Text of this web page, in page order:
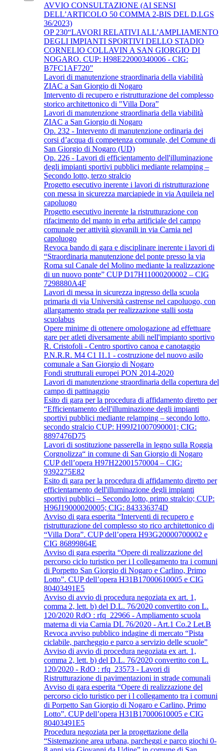
AVVIO CONSULTAZIONE (AI SENSI
DELL’ARTICOLO 50 COMMA 2-BIS DEL D.LGS
36/2023)
OP 230“LAVORI RELATIVI ALL’AMPLIAMENTO
DEGLI IMPIANTI SPORTIVI DELLO STADIO
CORNELIO COLLAVIN A SAN GIORGIO DI
NOGARO. CUP: H98E22000340006 - CIG:
B7FC1AF720”
Lavori di manutenzione straordinaria della viabilità
ZIAC a San Giorgio di Nogaro
Intervento di recupero e ristrutturazione del complesso
storico architettonico di "Villa Dora”
Lavori di manutenzione straordinaria della viabilità
ZIAC a San Giorgio di Nogaro
Op. 232 - Intervento di manutenzione ordinaria dei
corsi d’acqua di competenza comunale, del Comune di
San Giorgio di Nogaro (UD)
Op. 226 - Lavori di efficientamento dell'illuminazione
degli impianti sportivi pubblici mediante relamping –
Secondo lotto, terzo stralcio
Progetto esecutivo inerente i lavori di ristrutturazione
con messa in sicurezza marciapiede in via Aquileia nel
capoluogo
Progetto esecutivo inerente la ristrutturazione con
rifacimento del manto in erba artificiale del campo
comunale per attività giovanili in via Carnia nel
capoluogo
Revoca bando di gara e disciplinare inerente i lavori di
“Straordinaria manutenzione del ponte presso la via
Roma sul Canale del Molino mediante la realizzazione
di un nuovo ponte” CUP D17H11000200002 – CIG
7298880A4F
Lavori di messa in sicurezza ingresso della scuola
primaria di via Università castrense nel capoluogo, con
allargamento strada per realizzazione stalli sosta
scuolabus
Opere minime di ottenere omologazione ad effettuare
gare per atleti diversamente abili nell'impianto sportivo
R. Cristofoli - Centro sportivo canoa e canotaggio
P.N.R.R. M4 C1 I1.1 - costruzione del nuovo asilo
comunale a San Giorgio di Nogaro
Fondi strutturali europei PON 2014-2020
Lavori di manutenzione straordinaria della copertura del
campo di pattinaggio
Esito di gara per la procedura di affidamento diretto per
“Efficientamento dell'illuminazione degli impianti
sportivi pubblici mediante relamping – secondo lotto,
secondo stralcio CUP: H99J21007090001; CIG:
8897476D75
Lavori di sostituzione passerella in legno sulla Roggia
Corgnolizza“ in comune di San Giorgio di Nogaro
CUP dell’opera H97H22001570004 – CIG:
9392275E82
Esito di gara per la procedura di affidamento diretto per
efficientamento dell'illuminazione degli impianti
sportivi pubblici – Secondo lotto, primo stralcio; CUP:
H96J19000020005; CIG: 843336374D
Avviso di gara esperita “Interventi di recupero e
ristrutturazione del complesso sto rico architettonico di
“Villa Dora”. CUP dell’opera H93G20000700002 e
CIG 86899864E
Avviso di gara esperita “Opere di realizzazione del
percorso ciclo turistico per i l collegamento tra i comuni
di Porpetto San Giorgio di Nogaro e Carlino, Primo
Lotto”. CUP dell’opera H31B17000610005 e CIG
80403491E5
Avviso di avvio di procedura negoziata ex art. 1,
comma 2, lett. b) del D.L. 76/2020 convertito con L.
120/2020 RdO : rfq_22966 - Ampliamento scuola
materna di via Carnia DL 76/2020 - Art.1 Co.2 Let.B
Revoca avviso pubblico indagine di mercato “Pista
ciclabile, parcheggio e parco a servizio delle scuole”
Avviso di avvio di procedura negoziata ex art. 1,
comma 2, lett. b) del D.L. 76/2020 convertito con L.
120/2020 - RdO : rfq_23573 - Lavori di
Ristrutturazione di pavimentazioni in strade comunali
Avviso di gara esperita “Opere di realizzazione del
percorso ciclo turistico per i l collegamento tra i comuni
di Porpetto San Giorgio di Nogaro e Carlino, Primo
Lotto”. CUP dell’opera H31B17000610005 e CIG
80403491E5
Procedura negoziata per la progettazione della
“Sistemazione area urbana, parcheggi e parco giochi 0-